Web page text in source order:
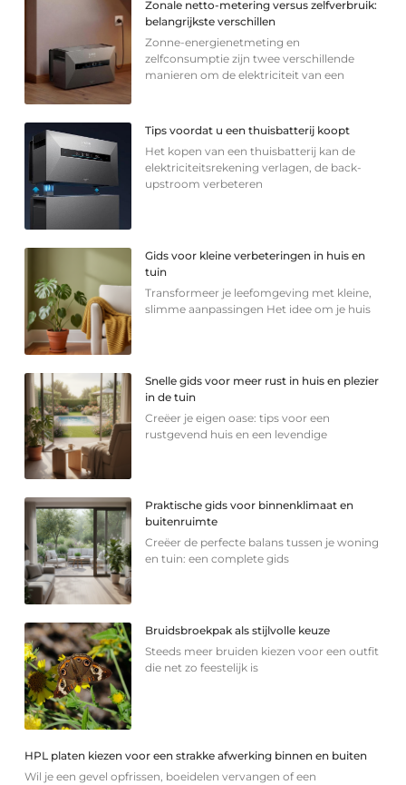
Zonale netto-metering versus zelfverbruik:
belangrijkste verschillen
Zonne-energienetmeting en
zelfconsumptie zijn twee verschillende
manieren om de elektriciteit van een
Tips voordat u een thuisbatterij koopt
Het kopen van een thuisbatterij kan de
elektriciteitsrekening verlagen, de back-
upstroom verbeteren
Gids voor kleine verbeteringen in huis en
tuin
Transformeer je leefomgeving met kleine,
slimme aanpassingen Het idee om je huis
Snelle gids voor meer rust in huis en plezier
in de tuin
Creëer je eigen oase: tips voor een
rustgevend huis en een levendige
Praktische gids voor binnenklimaat en
buitenruimte
Creëer de perfecte balans tussen je woning
en tuin: een complete gids
Bruidsbroekpak als stijlvolle keuze
Steeds meer bruiden kiezen voor een outfit
die net zo feestelijk is
HPL platen kiezen voor een strakke afwerking binnen en buiten
Wil je een gevel opfrissen, boeidelen vervangen of een